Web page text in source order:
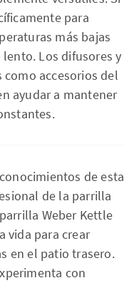
para
más bajas
Los difusores y
accesorios del
ayudar a mantener
de esta
de la parrilla
Weber Kettle
vida para crear
en el patio trasero.
con